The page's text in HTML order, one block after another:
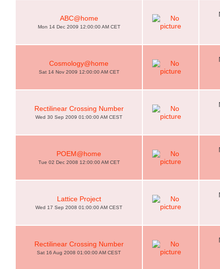
ABC@home
Mon 14 Dec 2009 12:00:00 AM CET
Cosmology@home
Sat 14 Nov 2009 12:00:00 AM CET
Rectilinear Crossing Number
Wed 30 Sep 2009 01:00:00 AM CEST
POEM@home
Tue 02 Dec 2008 12:00:00 AM CET
Lattice Project
Wed 17 Sep 2008 01:00:00 AM CEST
Rectilinear Crossing Number
Sat 16 Aug 2008 01:00:00 AM CEST